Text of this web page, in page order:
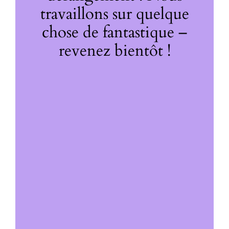
travaillons sur quelque
chose de fantastique –
revenez bientôt !